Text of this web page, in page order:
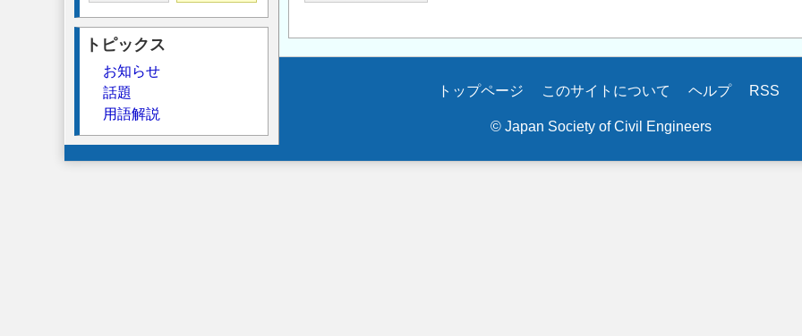
トピックス
お知らせ
話題
用語解説
Secondary
menu
トップページ このサイトについて ヘルプ RSS
© Japan Society of Civil Engineers